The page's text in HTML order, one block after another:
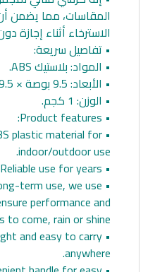
المقاسات، مما
الاسترخاء أثناء
• تفاصيل سريعة:
• المواد: بلاستيك ABS.
• الأبعاد: 9.5 بوصة × 9.5 بوصة × 7.4 بوصة.
• الوزن: 1 كجم.
• Product features:
plastic material for
indoor/outdoor use.
• Reliable use for years.
term use, we use
performance and
come, rain or shine.
and easy to carry
anywhere.